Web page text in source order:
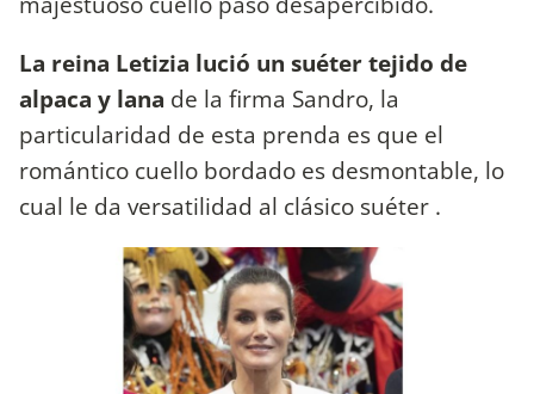
La reina Letizia lució un suéter tejido de
alpaca y lana de la firma Sandro, la
particularidad de esta prenda es que el
romántico cuello bordado es desmontable, lo
cual le da versatilidad al clásico suéter .